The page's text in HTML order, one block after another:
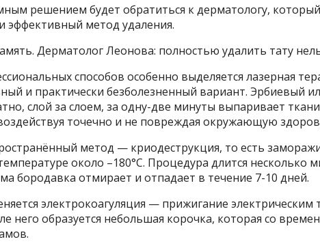
решением будет обратиться к дерматологу,
эффективный метод удаления.
Дерматолог Леонова: полностью удалить тату
способов особенно выделяется лазерная
и практически безболезненный вариант. Эрбиевый
слой за слоем, за одну-две минуты выпаривает ткани
точечно и не повреждая окружающую
метод — криодеструкция, то есть
около –180°С. Процедура длится несколько
бородавка отмирает и отпадает в течение 7-10 дней.
электрокоагуляция — прижигание электрическим
него образуется небольшая корочка, которая со